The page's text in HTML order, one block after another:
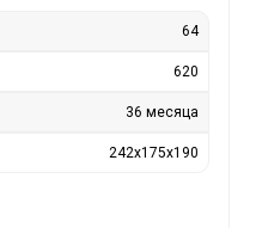
64
620
36 месяца
242x175x190